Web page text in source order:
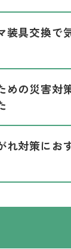
装具交換で
めの災害対
れ対策にお